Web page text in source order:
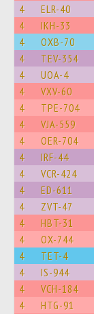
4 ELR-40
4 IKH-33
4 OXB-70
4 TEV-354
4 UOA-4
4 VXV-60
4 TPE-704
4 VJA-559
4 OER-704
4 IRF-44
4 VCR-424
4 ED-611
4 ZVT-47
4 HBT-31
4 OX-744
4 TET-4
4 IS-944
4 VCH-184
4 HTG-91